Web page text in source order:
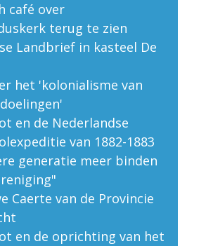
café over
terug te zien
Landbrief in kasteel De
het 'kolonialisme van
en de Nederlandse
van 1882-1883
generatie meer binden
Caerte van de Provincie
en de oprichting van het